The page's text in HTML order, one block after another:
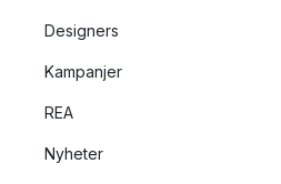
Designers
Kampanjer
REA
Nyheter